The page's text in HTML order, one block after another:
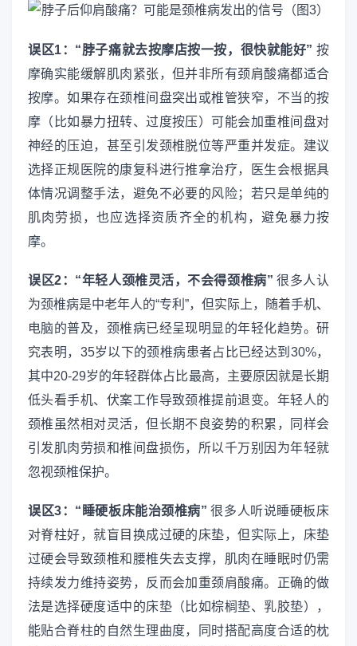
误区1：“脖子痛就去按摩店按一按，很快就能好” 按
摩确实能缓解肌肉紧张，但并非所有颈肩酸痛都适合
按摩。如果存在颈椎间盘突出或椎管狭窄，不当的按
摩（比如暴力扭转、过度按压）可能会加重椎间盘对
神经的压迫，甚至引发颈椎脱位等严重并发症。建议
选择正规医院的康复科进行推拿治疗，医生会根据具
体情况调整手法，避免不必要的风险；若只是单纯的
肌肉劳损，也应选择资质齐全的机构，避免暴力按
摩。
误区2：“年轻人颈椎灵活，不会得颈椎病” 很多人认
为颈椎病是中老年人的“专利”，但实际上，随着手机、
电脑的普及，颈椎病已经呈现明显的年轻化趋势。研
究表明，35岁以下的颈椎病患者占比已经达到30%，
其中20-29岁的年轻群体占比最高，主要原因就是长期
低头看手机、伏案工作导致颈椎提前退变。年轻人的
颈椎虽然相对灵活，但长期不良姿势的积累，同样会
引发肌肉劳损和椎间盘损伤，所以千万别因为年轻就
忽视颈椎保护。
误区3：“睡硬板床能治颈椎病” 很多人听说睡硬板床
对脊柱好，就盲目换成过硬的床垫，但实际上，床垫
过硬会导致颈椎和腰椎失去支撑，肌肉在睡眠时仍需
持续发力维持姿势，反而会加重颈肩酸痛。正确的做
法是选择硬度适中的床垫（比如棕榈垫、乳胶垫），
能贴合脊柱的自然生理曲度，同时搭配高度合适的枕